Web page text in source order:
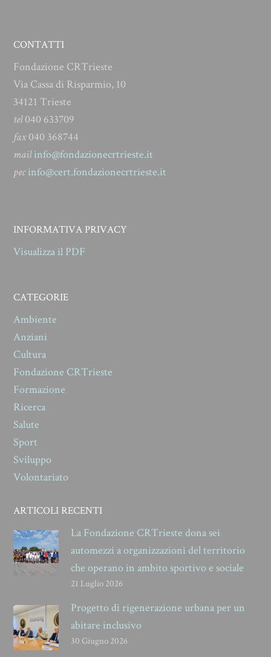
CONTATTI
Fondazione CRTrieste
Via Cassa di Risparmio, 10
34121 Trieste
tel040 633709
fax040 368744
mailinfo@fondazionecrtrieste.it
pecinfo@cert.fondazionecrtrieste.it
INFORMATIVA PRIVACY
Visualizza il PDF
CATEGORIE
Ambiente
Anziani
Cultura
Fondazione CRTrieste
Formazione
Ricerca
Salute
Sport
Sviluppo
Volontariato
ARTICOLI RECENTI
La Fondazione CRTrieste dona sei
automezzi a organizzazioni del territorio
che operano in ambito sportivo e sociale
21 Luglio 2026
Progetto di rigenerazione urbana per un
abitare inclusivo
30 Giugno 2026